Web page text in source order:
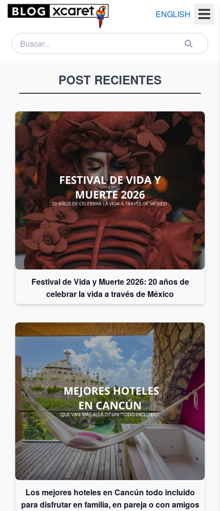
ENGLISH
POST RECIENTES
Festival de Vida y Muerte 2026: 20 años de
celebrar la vida a través de México
Los mejores hoteles en Cancún todo incluido
para disfrutar en familia, en pareja o con amigos
NEWSLETTER
Apellido
(s)
Email
Acepto
recibir
correos
Grupo
Xcaret
Otorgo mi
permiso
suscribirme
a esta lista
de envío.
Aceptar